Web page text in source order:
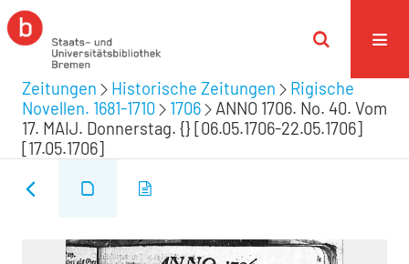
Zeitungen Historische Zeitungen
Rigische
Novellen. 1681-1710
1706
ANNO 1706. No. 40. Vom
17. MAIJ. Donnerstag. {} [06.05.1706-22.05.1706]
[17.05.1706]